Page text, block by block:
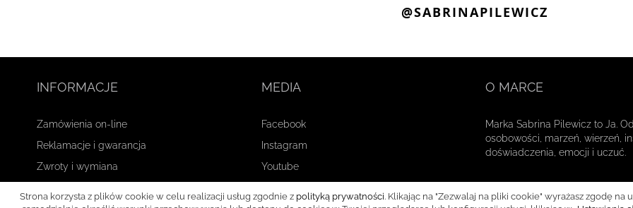
@SABRINAPILEWICZ
INFORMACJE
Zamówienia on-line
Reklamacje i gwarancja
Zwroty i wymiana
MEDIA
Facebook
Instagram
Youtube
O MARCE
Marka Sabrina Pilewicz to Ja.
osobowości, marzeń, wierzeń,
doświadczenia, emocji i uczuć.
Strona korzysta z plików cookie w celu realizacji usług zgodnie z polityką prywatności. Klikając na "Zezwalaj na pliki cookie" wyrażasz zgodę